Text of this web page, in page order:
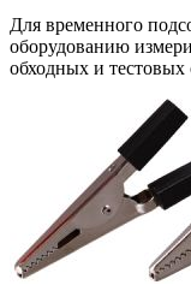
Для временного
оборудованию
обходных и тестовых